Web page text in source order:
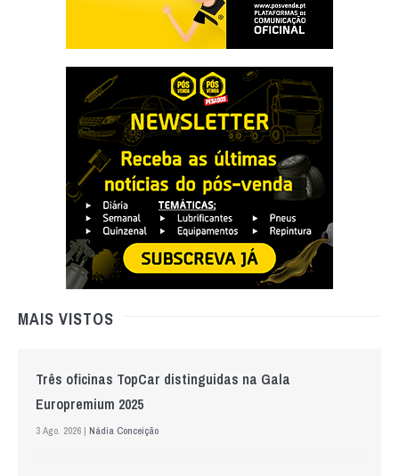
MAIS VISTOS
Três oficinas TopCar distinguidas na Gala
Europremium 2025
3 Ago. 2026 | Nádia Conceição